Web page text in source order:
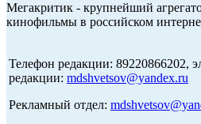
Мегакритик - крупнейший
кинофильмы в российском
Телефон редакции: 89220866202,
редакции: mdshvetsov@yandex.ru
Рекламный отдел: